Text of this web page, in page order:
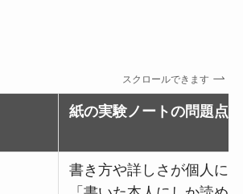
スクロールできます
紙の実験ノートの問題点
書き方や詳しさが個人に